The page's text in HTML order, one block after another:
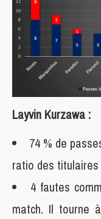
Layvin Kurzawa :
74 % de
ratio des titulaires
4 fautes
match. Il tourne